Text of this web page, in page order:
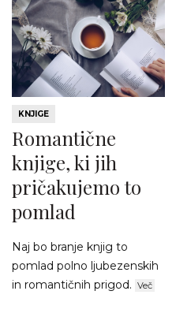
KNJIGE
Romantične
knjige, ki jih
pričakujemo to
pomlad
Naj bo branje knjig to
pomlad polno ljubezenskih
in romantičnih prigod. Več